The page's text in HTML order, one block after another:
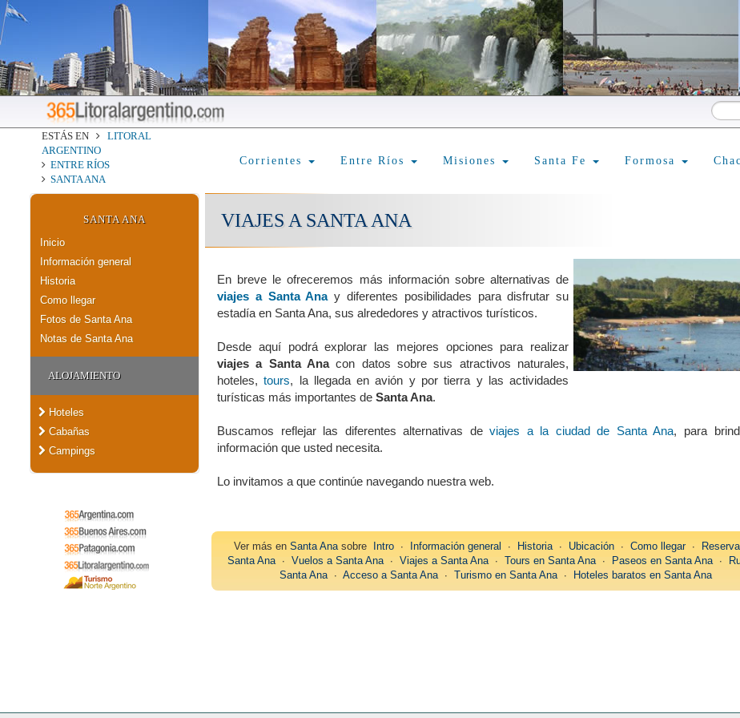
ESTÁS EN
LITORAL
ARGENTINO
ENTRE RÍOS
SANTA ANA
Corrientes Entre Ríos Misiones Santa Fe Formosa
SANTA ANA
Inicio
Información general
Historia
Como llegar
Fotos de Santa Ana
Notas de Santa Ana
ALOJAMIENTO
Hoteles
Cabañas
Campings
VIAJES A SANTA ANA
En breve le ofreceremos más información sobre alternativas de
viajes a Santa Anay diferentes posibilidades para disfrutar su
estadía en Santa Ana, sus alrededores y atractivos turísticos.
Desde aquí podrá explorar las mejores opciones para realizar
viajes a Santa Anacon datos sobre sus atractivos naturales,
hoteles,tours, la llegada en avión y por tierra y las actividades
turísticas más importantes deSanta Ana.
Buscamos reflejar las diferentes alternativas deviajes a la ciudad de Santa Ana, para
información que usted necesita.
Lo invitamos a que continúe navegando nuestra web.
Ver más enSanta Anasobre Intro ∙ Información general ∙ Historia∙ Ubicación ∙Como llegar∙
Santa Ana∙ Vuelos a Santa Ana∙ Viajes a Santa Ana∙ Tours en Santa Ana∙ Paseos en Santa Ana∙
Santa Ana∙Acceso a Santa Ana∙Turismo en Santa Ana∙ Hoteles baratos en Santa Ana